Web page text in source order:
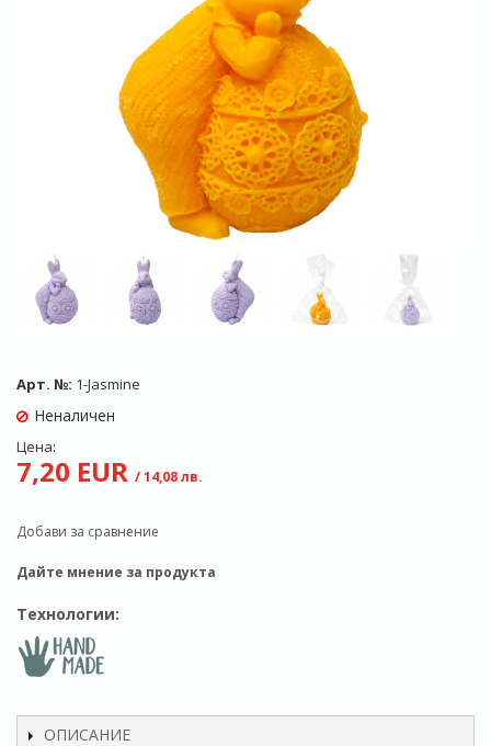
Арт. №: 1-Jasmine
Неналичен
Цена:
7,20 EUR / 14,08 лв.
Добави за сравнение
Дайте мнение за продукта
Технологии:
ОПИСАНИЕ